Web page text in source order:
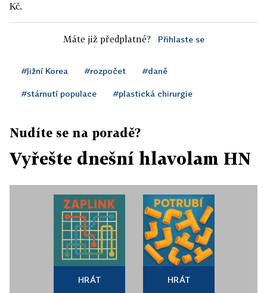
Kč.
Máte již předplatné? Přihlaste se
#Jižní Korea #rozpočet #daně
#stárnutí populace #plastická chirurgie
Nudíte se na poradě?
Vyřešte dnešní hlavolam HN
HRÁT HRÁT